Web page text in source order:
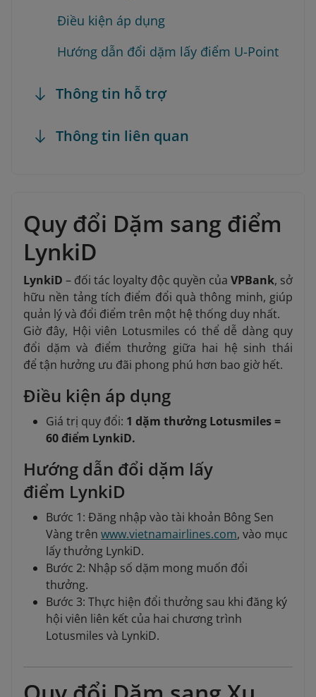
Điều kiện áp dụng
Hướng dẫn đổi dặm lấy điểm U-Point
Thông tin hỗ trợ
Thông tin liên quan
Quy đổi Dặm sang điểm
LynkiD
LynkiD – đối tác loyalty độc quyền của VPBank, sở
hữu nền tảng tích điểm đổi quà thông minh, giúp
quản lý và đổi điểm trên một hệ thống duy nhất.
Giờ đây, Hội viên Lotusmiles có thể dễ dàng quy
đổi dặm và điểm thưởng giữa hai hệ sinh thái
để tận hưởng ưu đãi phong phú hơn bao giờ hết.
Điều kiện áp dụng
Giá trị quy đổi: 1 dặm thưởng Lotusmiles =
60 điểm LynkiD.
Hướng dẫn đổi dặm lấy
điểm LynkiD
Bước 1: Đăng nhập vào tài khoản Bông Sen
Vàng trên www.vietnamairlines.com, vào mục
lấy thưởng LynkiD.
Bước 2: Nhập số dặm mong muốn đổi
thưởng.
Bước 3: Thực hiện đổi thưởng sau khi đăng ký
hội viên liên kết của hai chương trình
Lotusmiles và LynkiD.